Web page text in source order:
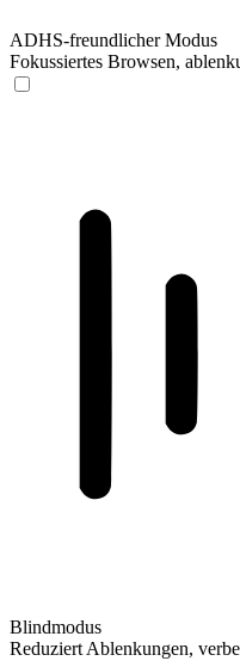
ADHS-freundlicher Modus
Fokussiertes Browsen,
Blindmodus
Reduziert Ablenkungen,